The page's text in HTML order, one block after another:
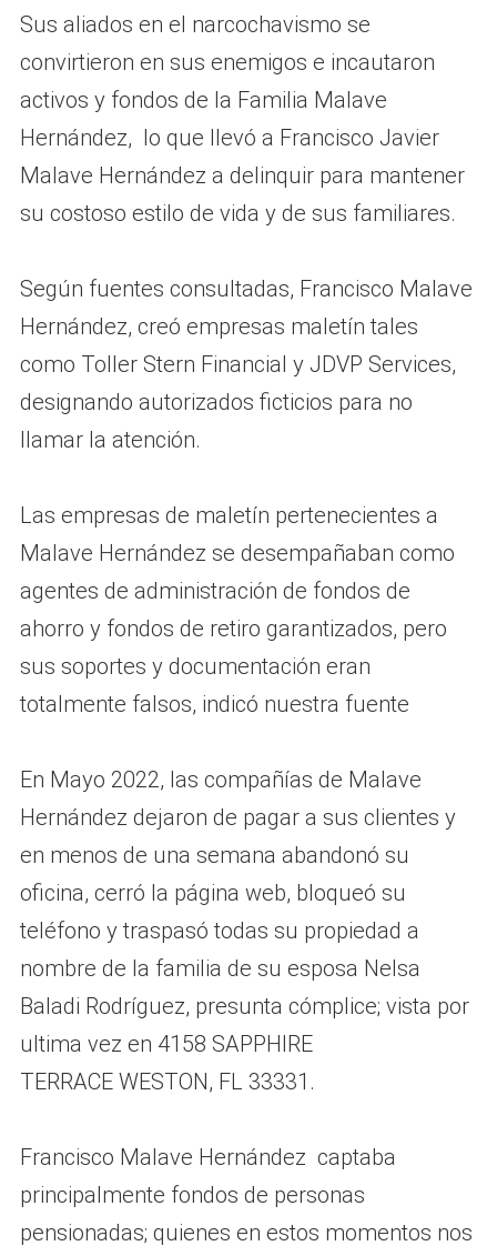
Sus aliados en el narcochavismo se
convirtieron en sus enemigos e incautaron
activos y fondos de la Familia Malave
Hernández, lo que llevó a Francisco Javier
Malave Hernández a delinquir para mantener
su costoso estilo de vida y de sus familiares.
Según fuentes consultadas, Francisco Malave
Hernández, creó empresas maletín tales
como Toller Stern Financial y JDVP Services,
designando autorizados ficticios para no
llamar la atención.
Las empresas de maletín pertenecientes a
Malave Hernández se desempañaban como
agentes de administración de fondos de
ahorro y fondos de retiro garantizados, pero
sus soportes y documentación eran
totalmente falsos, indicó nuestra fuente
En Mayo 2022, las compañías de Malave
Hernández dejaron de pagar a sus clientes y
en menos de una semana abandonó su
oficina, cerró la página web, bloqueó su
teléfono y traspasó todas su propiedad a
nombre de la familia de su esposa Nelsa
Baladi Rodríguez, presunta cómplice; vista por
ultima vez en 4158 SAPPHIRE
TERRACE WESTON, FL 33331.
Francisco Malave Hernández captaba
principalmente fondos de personas
pensionadas; quienes en estos momentos nos